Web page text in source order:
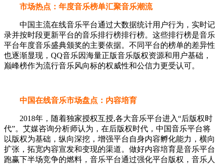
市场热点：年度音乐榜单汇聚音乐潮流
中国主流在线音乐平台通过大数据统计用户行为，实时记
录并按时段更新平台的音乐排行榜排行榜。这些排行榜是音乐
平台年度音乐盛典颁奖的主要依据。不同平台的榜单的差异性
也逐渐显现，QQ音乐因海量正版音乐版权资源和用户基础，
巅峰榜作为流行音乐风向标的权威性和公信力更受认可。
中国在线音乐市场盘点：内容培育
2018年，随着独家授权互授,各大音乐平台进入“后版权时
代”。艾媒咨询分析师认为，在后版权时代，中国音乐平台将
以版权为基础，纵向深挖，增强平台自身内容孵化能力，横向
扩张，拓宽内容宣发和变现的渠道。做好内容培育是音乐平台
跑赢下半场竞争的燃料，音乐平台通过强化平台版权，音乐人